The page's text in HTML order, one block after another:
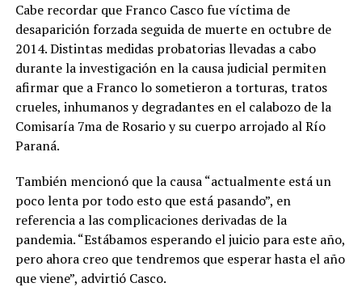
Cabe recordar que Franco Casco fue víctima de
desaparición forzada seguida de muerte en octubre de
2014. Distintas medidas probatorias llevadas a cabo
durante la investigación en la causa judicial permiten
afirmar que a Franco lo sometieron a torturas, tratos
crueles, inhumanos y degradantes en el calabozo de la
Comisaría 7ma de Rosario y su cuerpo arrojado al Río
Paraná.
También mencionó que la causa “actualmente está un
poco lenta por todo esto que está pasando”, en
referencia a las complicaciones derivadas de la
pandemia. “Estábamos esperando el juicio para este año,
pero ahora creo que tendremos que esperar hasta el año
que viene”, advirtió Casco.